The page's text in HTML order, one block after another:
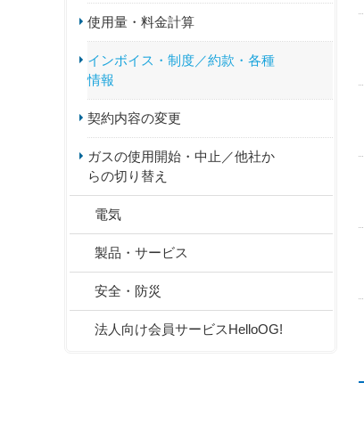
使用量・料金計算
インボイス・制度／約款・各種
情報
契約内容の変更
ガスの使用開始・中止／他社か
らの切り替え
電気
製品・サービス
安全・防災
法人向け会員サービスHelloOG!